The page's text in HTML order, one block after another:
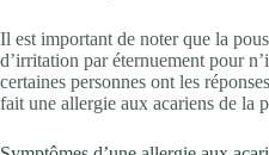
Il est important de noter que la
d’irritation par éternuement pour
certaines personnes ont les
fait une allergie aux acariens de la